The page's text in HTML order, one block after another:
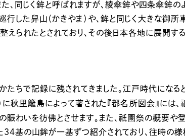
、同じく鉾と呼ばれますが、綾傘鉾や四条傘鉾
した舁山（かきやま）や、鉾と同じく大きな御
えられたとされており、その後日本各地に展開す
たちで記録に残されてきました。江戸時代になる
秋里籬島によって著された『都名所図会』には、
わいを彷佛とさせます。また、祇園祭の概要や
34基の山鉾が一基ずつ紹介されており、往時の様